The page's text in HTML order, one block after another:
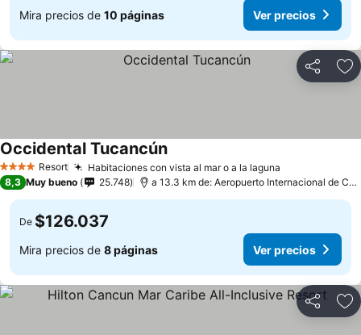
Mira precios de 10 páginas Ver precios
Compartir
4 EstrellasResort Habitaciones con vista al mar o a la laguna
Occidental Tucancún
8,3 Muy bueno 25.748 a 13.3 km de: Aeropuerto Internacional de Cancún
De $126.037
Mira precios de 8 páginas Ver precios
Compartir